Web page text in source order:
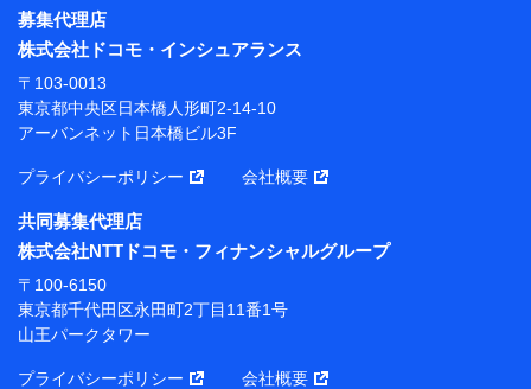
東京都中央区日本橋人形町2-14-10 アーバンネット日
本橋ビル 3F
長 吉村 忠義
※ 当社および株式会社NTTドコモは、お客さまの情報
ソナルデータ憲章」に定める行動原則を順守します 。
※ パーソナルデータダッシュボードの「第三者提供の
管理」の設定状態にかかわらず、共同利用する場合があ
ります。
※ dポイントクラブ会員ではないお客さま（2019年12
月11日以降、一度もdポイントクラブ会員であったこと
がないお客さまに限る）に関する、2019年12月10日以
前に取得した個人データは、こちら の利用目的の範囲内
募集代理店
株式会社ドコモ・インシュアランス
〒103-0013
東京都中央区日本橋人形町2-14-10
アーバンネット日本橋ビル3F
プライバシーポリシー 会社概要
共同募集代理店
株式会社NTTドコモ・フィナンシャルグループ
〒100-6150
東京都千代田区永田町2丁目11番1号
山王パークタワー
プライバシーポリシー 会社概要